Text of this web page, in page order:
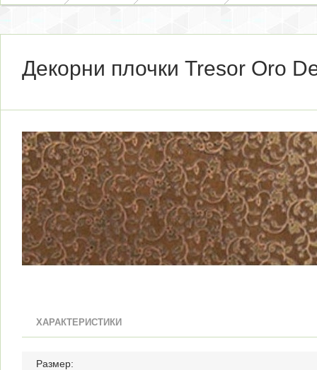
Декорни плочки Tresor Oro
ХАРАКТЕРИСТИКИ
Размер: